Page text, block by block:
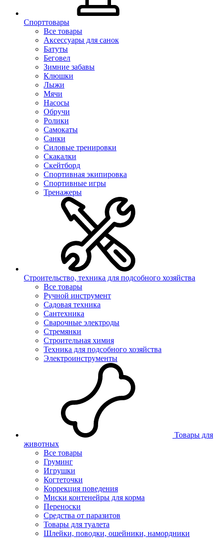
Спорттовары
Все товары
Аксессуары для санок
Батуты
Беговел
Зимние забавы
Клюшки
Лыжи
Мячи
Насосы
Обручи
Ролики
Самокаты
Санки
Силовые тренировки
Скакалки
Скейтборд
Спортивная экипировка
Спортивные игры
Тренажеры
Строительство, техника для подсобного хозяйства
Все товары
Ручной инструмент
Садовая техника
Сантехника
Сварочные электроды
Стремянки
Строительная химия
Техника для подсобного хозяйства
Электроинструменты
Товары для
животных
Все товары
Груминг
Игрушки
Когтеточки
Коррекция поведения
Миски контенейры для корма
Переноски
Средства от паразитов
Товары для туалета
Шлейки, поводки, ошейники, намордники